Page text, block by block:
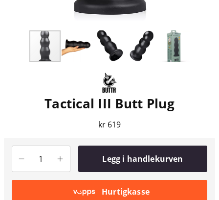
Tactical III Butt Plug
kr 619
Legg i handlekurven
Hurtigkasse